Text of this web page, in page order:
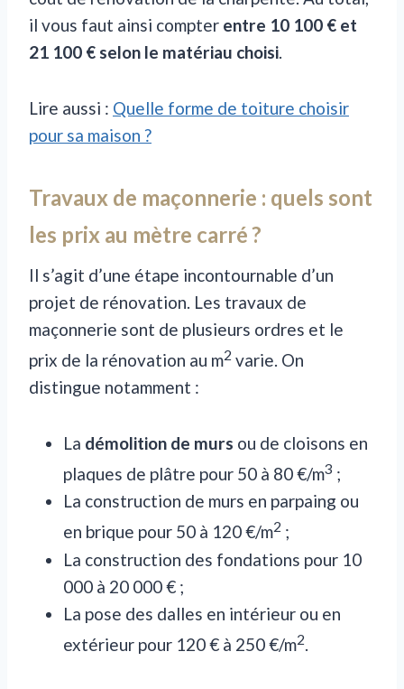
il vous faut ainsi compter entre 10 100 € et
21 100 € selon le matériau choisi.
Lire aussi : Quelle forme de toiture choisir
pour sa maison ?
Travaux de maçonnerie : quels sont
les prix au mètre carré?
Il s’agit d’une étape incontournable d’un
projet de rénovation. Les travaux de
maçonnerie sont de plusieurs ordres et le
prix de la rénovation au m2 varie. On
distingue notamment :
La démolition de murs ou de cloisons en
plaques de plâtre pour 50 à 80 €/m3 ;
La construction de murs en parpaing ou
en brique pour 50 à 120 €/m2 ;
La construction des fondations pour 10
000 à 20 000 € ;
La pose des dalles en intérieur ou en
extérieur pour 120 € à 250 €/m2.